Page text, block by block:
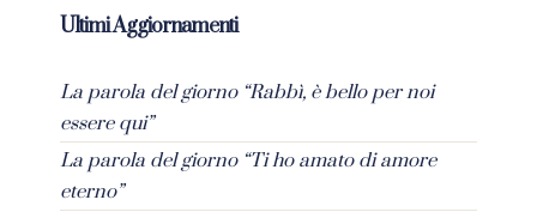
Ultimi Aggiornamenti
La parola del giorno “Rabbì, è bello per noi
essere qui”
La parola del giorno “Ti ho amato di amore
eterno”